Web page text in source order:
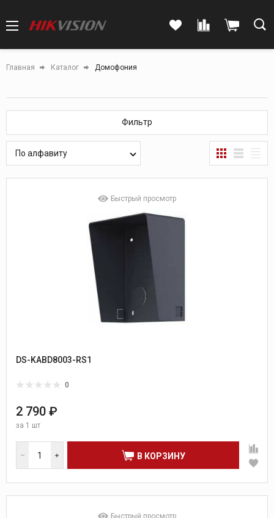
Главная Каталог Домофония
Фильтр
По алфавиту
Быстрый просмотр
DS-KABD8003-RS1
0
2 790 ₽
за 1 шт
В КОРЗИНУ
Быстрый просмотр